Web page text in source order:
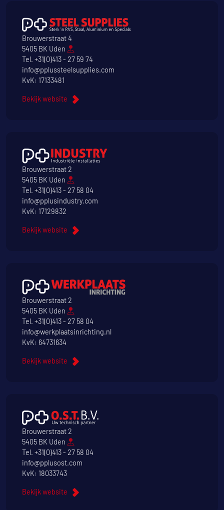
Brouwerstraat 4
5405 BK Uden
Tel. +31(0)413 - 27 59 74
info@pplussteelsupplies.com
KvK: 17133481
Bekijk website
Brouwerstraat 2
5405 BK Uden
Tel. +31(0)413 - 27 58 04
info@pplusindustry.com
KvK: 17129832
Bekijk website
Brouwerstraat 2
5405 BK Uden
Tel. +31(0)413 - 27 58 04
info@werkplaatsinrichting.nl
KvK: 64731634
Bekijk website
Brouwerstraat 2
5405 BK Uden
Tel. +31(0)413 - 27 58 04
info@pplusost.com
KvK: 18033743
Bekijk website